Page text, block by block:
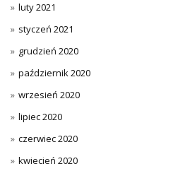
luty 2021
styczeń 2021
grudzień 2020
październik 2020
wrzesień 2020
lipiec 2020
czerwiec 2020
kwiecień 2020